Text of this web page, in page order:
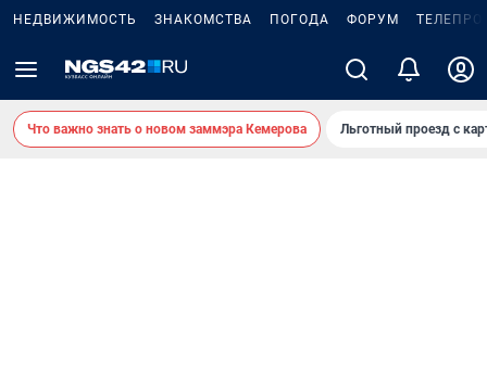
НЕДВИЖИМОСТЬ ЗНАКОМСТВА ПОГОДА ФОРУМ
Что важно знать о новом заммэра Кемерова Льготный проезд с